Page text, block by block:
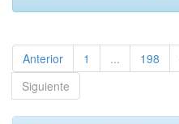
Anterior 1 ... 198
Siguiente